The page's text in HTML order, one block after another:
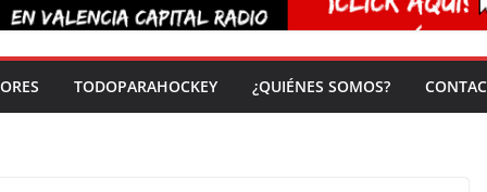
TODOPARAHOCKEY ¿QUIÉNES SOMOS?